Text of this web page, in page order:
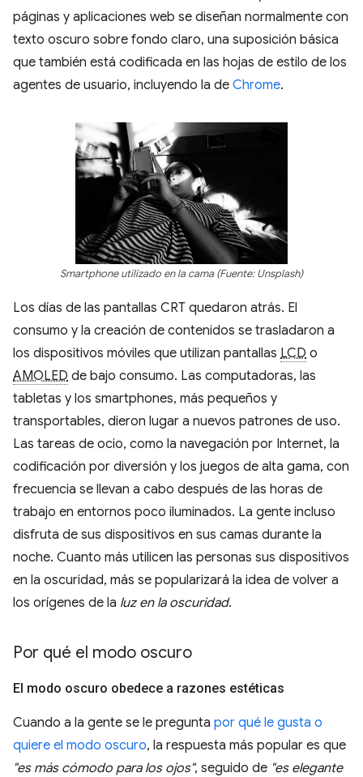
páginas y aplicaciones web se diseñan normalmente con
texto oscuro sobre fondo claro, una suposición básica
que también está codificada en las hojas de estilo de los
agentes de usuario, incluyendo la de Chrome.
Smartphone utilizado en la cama (Fuente: Unsplash)
Los días de las pantallas CRT quedaron atrás. El
consumo y la creación de contenidos se trasladaron a
los dispositivos móviles que utilizan pantallas LCD o
AMOLED de bajo consumo. Las computadoras, las
tabletas y los smartphones, más pequeños y
transportables, dieron lugar a nuevos patrones de uso.
Las tareas de ocio, como la navegación por Internet, la
codificación por diversión y los juegos de alta gama, con
frecuencia se llevan a cabo después de las horas de
trabajo en entornos poco iluminados. La gente incluso
disfruta de sus dispositivos en sus camas durante la
noche. Cuanto más utilicen las personas sus dispositivos
en la oscuridad, más se popularizará la idea de volver a
los orígenes de la luz en la oscuridad.
Por qué el modo oscuro
El modo oscuro obedece a razones estéticas
Cuando a la gente se le pregunta por qué le gusta o
quiere el modo oscuro, la respuesta más popular es que
"es más cómodo para los ojos", seguido de "es elegante